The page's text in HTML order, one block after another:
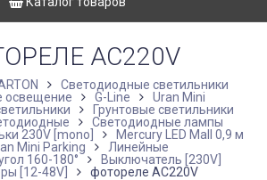
AC220V
Светодиодные светильники
освещение
G-Line
Uran Mini
Грунтовые светильники
Светодиодные лампы
230V [mono]
Mercury LED Mall 0,9 м
Mini Parking
Линейные
160-180°
Выключатель [230V]
[12-48V]
фотореле AC220V